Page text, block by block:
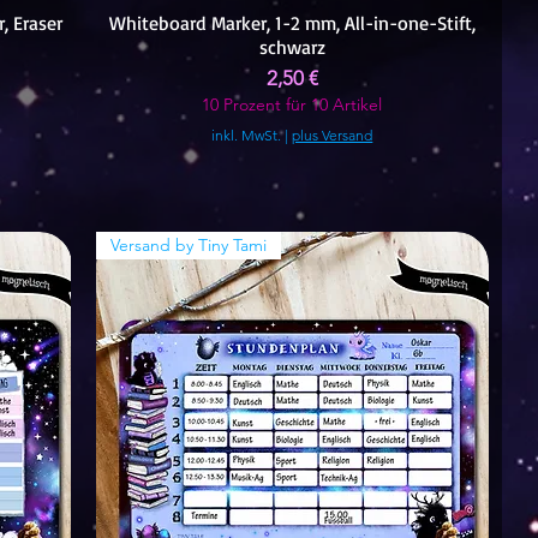
Eraser
Whiteboard Marker, 1-2 mm, All-in-one-Stift,
schwarz
Preis
2,50 €
10 Prozent für 10 Artikel
inkl. MwSt.|plus Versand
Versand by Tiny Tami